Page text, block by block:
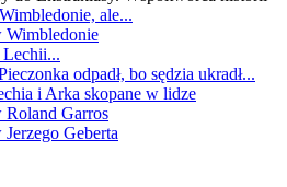
ale...
Wimbledonie
odpadł, bo sędzia ukradł...
i Arka skopane w lidze
Roland Garros
Geberta